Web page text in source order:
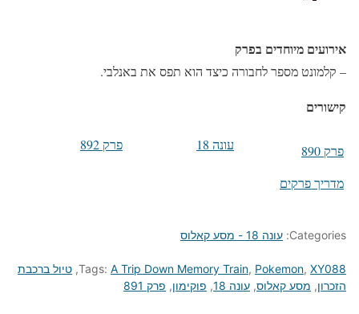
אירועים מיוחדים בפרק
– קלמונט מספר לחבורה כיצד הוא תפס את באנלבי.
קישורים
פרק 890 עונה 18 פרק 892
מדריך פרקים
Categories: עונה 18 - מסע קאלוס
Tags: A Trip Down Memory Train, Pokemon, XY088
, טיול ברכבת
הזכרון, מסע קאלוס, עונה 18 , פוקימון, פרק 891